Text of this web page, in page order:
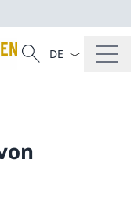
Suche
Suche
Sprach